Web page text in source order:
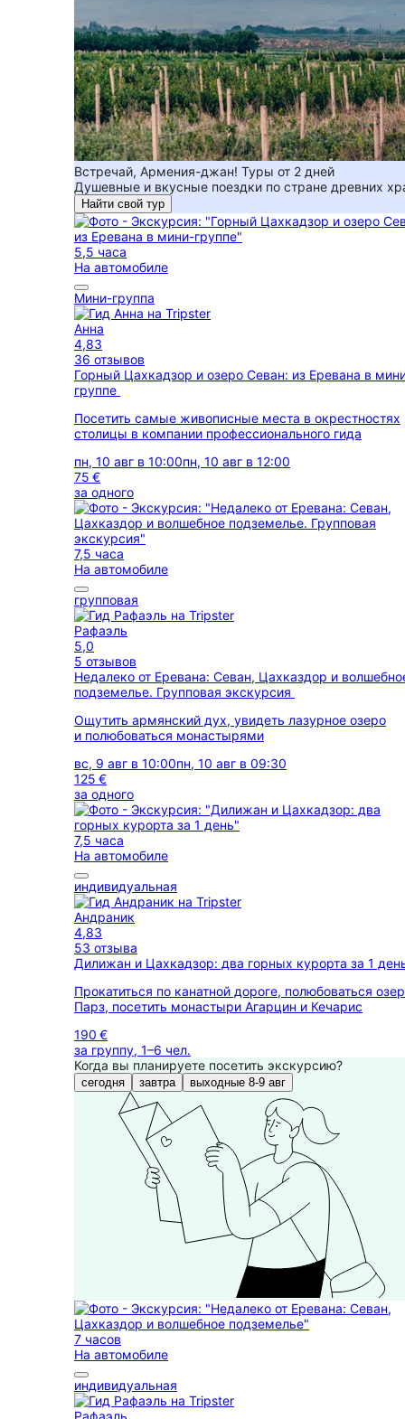
Встречай, Армения-джан! Туры от 2 дней
Душевные и вкусные поездки по стране древних
Найти свой тур
5,5 часа
На автомобиле
Мини-группа
Анна
4,83
36 отзывов
Горный Цахкадзор и озеро Севан: из Еревана в
группе
Посетить самые живописные места в окрестностях
столицы в компании профессионального гида
пн, 10 авг в 10:00пн, 10 авг в 12:00
75 €
за одного
7,5 часа
На автомобиле
групповая
Рафаэль
5,0
5 отзывов
Недалеко от Еревана: Севан, Цахказдор и
подземелье. Групповая экскурсия
Ощутить армянский дух, увидеть лазурное озеро
и полюбоваться монастырями
вс, 9 авг в 10:00пн, 10 авг в 09:30
125 €
за одного
7,5 часа
На автомобиле
индивидуальная
Андраник
4,83
53 отзыва
Дилижан и Цахкадзор: два горных курорта за 1
Прокатиться по канатной дороге, полюбоваться
Парз, посетить монастыри Агарцин и Кечарис
190 €
за группу, 1–6 чел.
Когда вы планируете посетить экскурсию?
сегодня завтра выходные 8-9 авг
7 часов
На автомобиле
индивидуальная
Рафаэль